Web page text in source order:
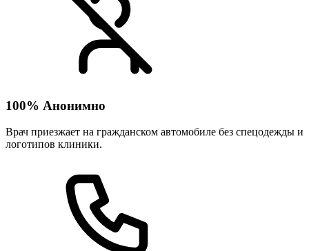
100% Анонимно
Врач приезжает на гражданском автомобиле без спецодежды и
логотипов клиники.